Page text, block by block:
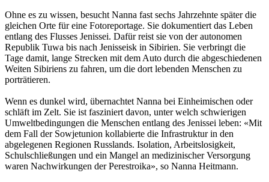
Ohne es zu wissen, besucht Nanna fast sechs Jahrzehnte später die
gleichen Orte für eine Fotoreportage. Sie dokumentiert das Leben
entlang des Flusses Jenissei. Dafür reist sie von der autonomen
Republik Tuwa bis nach Jenisseisk in Sibirien. Sie verbringt die
Tage damit, lange Strecken mit dem Auto durch die abgeschiedenen
Weiten Sibiriens zu fahren, um die dort lebenden Menschen zu
porträtieren.
Wenn es dunkel wird, übernachtet Nanna bei Einheimischen oder
schläft im Zelt. Sie ist fasziniert davon, unter welch schwierigen
Umweltbedingungen die Menschen entlang des Jenissei leben: «Mit
dem Fall der Sowjetunion kollabierte die Infrastruktur in den
abgelegenen Regionen Russlands. Isolation, Arbeitslosigkeit,
Schulschließungen und ein Mangel an medizinischer Versorgung
waren Nachwirkungen der Perestroika», so Nanna Heitmann.